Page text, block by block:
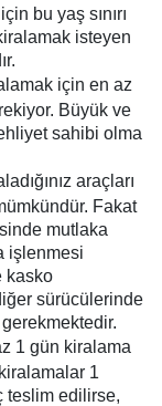
bu yaş sınırı
isteyen
için en az
Büyük ve
sahibi olma
araçları
Fakat
mutlaka
işlenmesi
kasko
sürücülerinde
1 gün kiralama
1
teslim edilirse,